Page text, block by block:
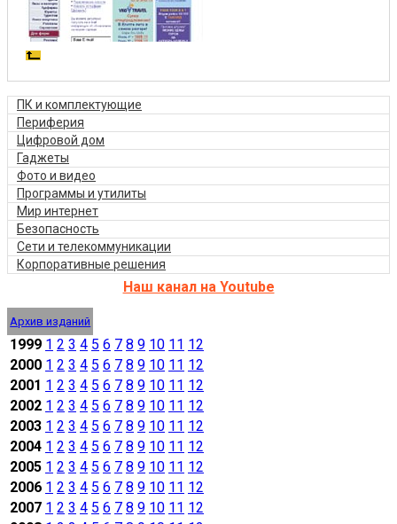
ПК и комплектующие
Периферия
Цифровой дом
Гаджеты
Фото и видео
Программы и утилиты
Мир интернет
Безопасность
Сети и телекоммуникации
Корпоративные решения
Наш канал на Youtube
Архив изданий
1999 1 2 3 4 5 6 7 8 9 10 11 12
2000 1 2 3 4 5 6 7 8 9 10 11 12
2001 1 2 3 4 5 6 7 8 9 10 11 12
2002 1 2 3 4 5 6 7 8 9 10 11 12
2003 1 2 3 4 5 6 7 8 9 10 11 12
2004 1 2 3 4 5 6 7 8 9 10 11 12
2005 1 2 3 4 5 6 7 8 9 10 11 12
2006 1 2 3 4 5 6 7 8 9 10 11 12
2007 1 2 3 4 5 6 7 8 9 10 11 12